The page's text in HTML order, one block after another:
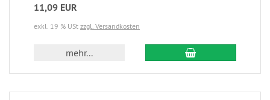
11,09 EUR
exkl. 19 % USt zzgl. Versandkosten
mehr...